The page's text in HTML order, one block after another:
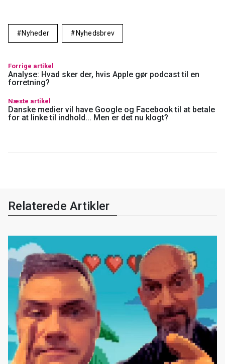
Nyheder Nyhedsbrev
Forrige artikel
Analyse: Hvad sker der, hvis Apple gør podcast til en
forretning?
Næste artikel
Danske medier vil have Google og Facebook til at betale
for at linke til indhold... Men er det nu klogt?
Relaterede Artikler